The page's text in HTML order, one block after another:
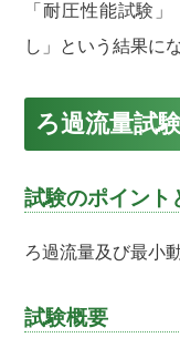
「耐圧性能試験
し」という結果に
ろ過流量試
試験のポイント
ろ過流量及び最小
試験概要